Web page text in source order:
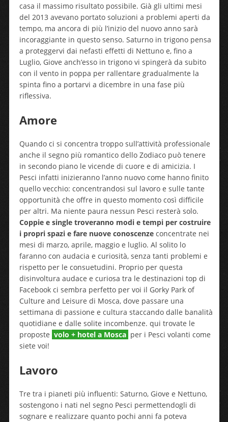
casa il massimo risultato possibile. Già gli ultimi mesi
del 2013 avevano portato soluzioni a problemi aperti da
tempo, ma ancora di più l’inizio del nuovo anno sarà
incoraggiante in questo senso. Saturno in trigono pensa
a proteggervi dai nefasti effetti di Nettuno e, fino a
Luglio, Giove anch’esso in trigono vi spingerà da subito
con il vento in poppa per rallentare gradualmente la
spinta fino a portarvi a dicembre in una fase più
riflessiva.
Amore
Quando ci si concentra troppo sull’attività professionale
anche il segno più romantico dello Zodiaco può tenere
in secondo piano le vicende di cuore e di amicizia. I
Pesci infatti inizieranno l’anno nuovo come hanno finito
quello vecchio: concentrandosi sul lavoro e sulle tante
opportunità che offre in questo momento così difficile
per altri. Ma niente paura nessun Pesci resterà solo.
Coppie e single troveranno modi e tempi per costruire
i propri spazi e fare nuove conoscenze concentrate nei
mesi di marzo, aprile, maggio e luglio. Al solito lo
faranno con audacia e curiosità, senza tanti problemi e
rispetto per le consuetudini. Proprio per questa
disinvoltura audace e curiosa tra le destinazioni top di
Facebook ci sembra perfetto per voi il Gorky Park of
Culture and Leisure di Mosca, dove passare una
settimana di passione e cultura staccando dalle banalità
quotidiane e dalle solite incombenze. qui trovate le
proposte volo + hotel a Mosca per i Pesci volanti come
siete voi!
Lavoro
Tre tra i pianeti più influenti: Saturno, Giove e Nettuno,
sostengono i nati nel segno Pesci permettendogli di
sognare e realizzare quanto pochi anni fa poteva